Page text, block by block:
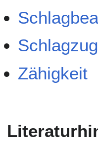
Zähigkeit